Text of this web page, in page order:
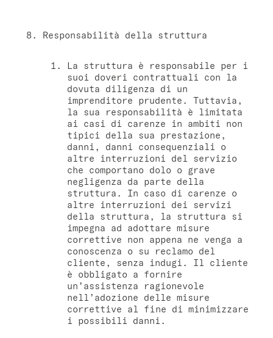
Responsabilità della struttura
La struttura è responsabile per i
suoi doveri contrattuali con la
dovuta diligenza di un
imprenditore prudente. Tuttavia,
la sua responsabilità è limitata
ai casi di carenze in ambiti non
tipici della sua prestazione,
danni, danni consequenziali o
altre interruzioni del servizio
che comportano dolo o grave
negligenza da parte della
struttura. In caso di carenze o
altre interruzioni dei servizi
della struttura, la struttura si
impegna ad adottare misure
correttive non appena ne venga a
conoscenza o su reclamo del
cliente, senza indugi. Il cliente
è obbligato a fornire
un’assistenza ragionevole
nell’adozione delle misure
correttive al fine di minimizzare
i possibili danni.